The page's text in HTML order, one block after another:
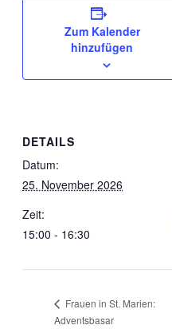
Zum Kalender
hinzufügen
DETAILS
Datum:
25. November 2026
Zeit:
15:00 - 16:30
Frauen in St. Marien:
Adventsbasar